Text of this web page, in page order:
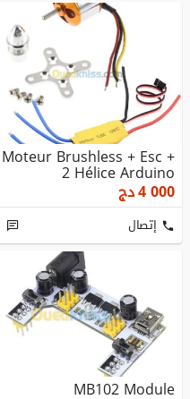
Moteur Brushless + Esc +
2 Hélice Arduino
4 000دج
إتصال
MB102 Module